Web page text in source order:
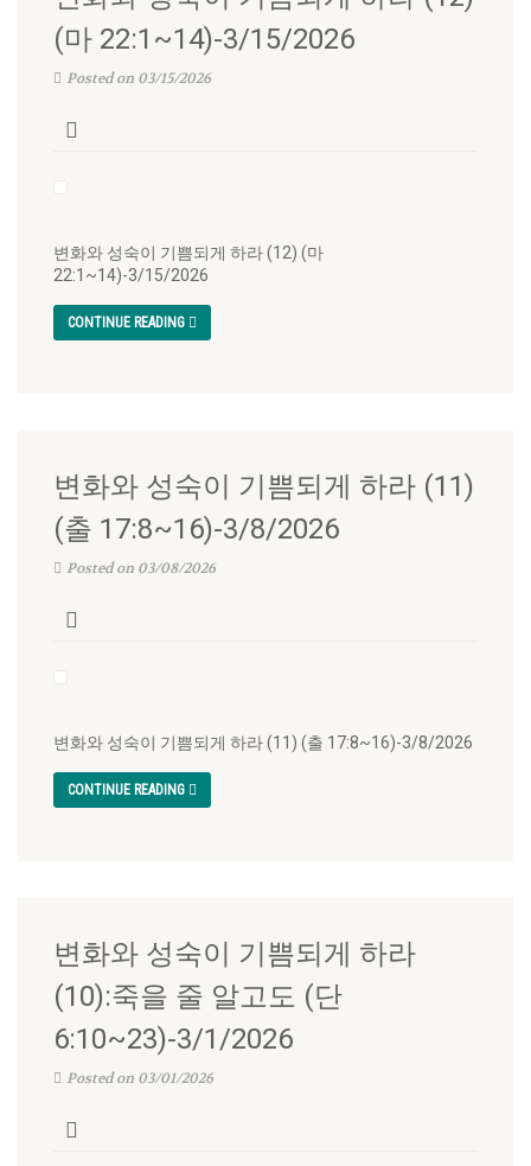
(마 22:1~14)-3/15/2026
Posted on 03/15/2026
변화와 성숙이 기쁨되게 하라 (12) (마
22:1~14)-3/15/2026
CONTINUE READING
변화와 성숙이 기쁨되게 하라 (11)
(출 17:8~16)-3/8/2026
Posted on 03/08/2026
변화와 성숙이 기쁨되게 하라 (11) (출 17:8~16)-3/8/2026
CONTINUE READING
변화와 성숙이 기쁨되게 하라
(10):죽을 줄 알고도 (단
6:10~23)-3/1/2026
Posted on 03/01/2026